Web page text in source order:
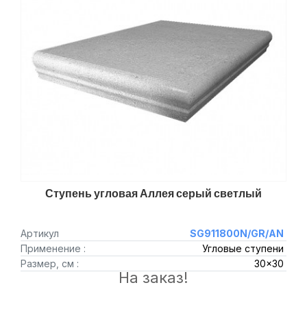
Ступень угловая Аллея серый светлый
Артикул
SG911800N/GR/AN
Применение :
Угловые ступени
Размер, см :
30x30
На заказ!